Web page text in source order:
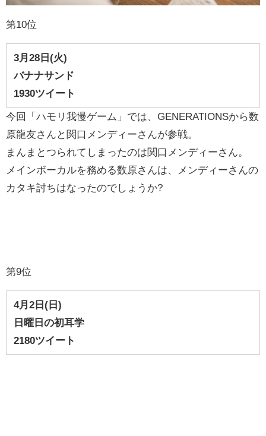
第10位
3月28 日 (火)
バナナサンド
1930ツイート
今回「ハモリ我慢ゲーム」では、GENERATIONSから数
原龍友さんと関口メンディーさんが参戦。
まんまとつられてしまったのは関口メンディーさん。
メインボーカルを務める数原さんは、メンディーさんの
カタキ討ちはなったのでしょうか?
第9位
4月2 日 (日 )
日曜日の初耳学
2180ツイート